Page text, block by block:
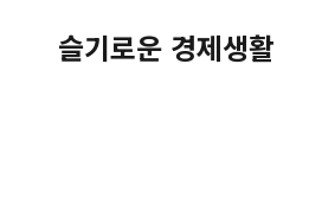
슬기로운 경제생활